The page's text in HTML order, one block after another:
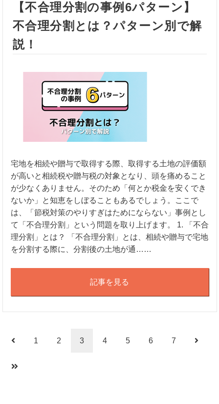
【不合理分割の事例6パターン】
不合理分割とは？パターン別で解
説！
宅地を相続や贈与で取得する際、取得する土地の評価額
が高いと相続税や贈与税の対象となり、頭を痛めること
が少なくありません。そのため「何とか税金を安くでき
ないか」と知恵をしぼることもあるでしょう。ここで
は、「節税対策のやりすぎはためにならない」事例とし
て「不合理分割」という問題を取り上げます。 1. 「不合
理分割」とは？ 「不合理分割」とは、相続や贈与で宅地
を分割する際に、分割後の土地が通……
記事を見る
1 2 3 4 5 6 7